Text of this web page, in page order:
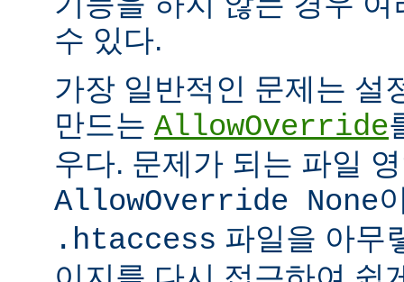
수 있다.
가장 일반적인 문제는 설
만드는 AllowOverride
우다. 문제가 되는 파일
AllowOverride None
.htaccess 파일을 아무